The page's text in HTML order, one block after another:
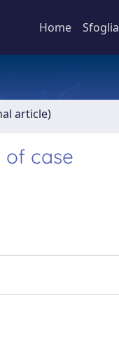
Home Sfoglia
article)
case